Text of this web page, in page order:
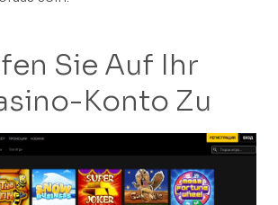
Sie Auf Ihr
Konto Zu